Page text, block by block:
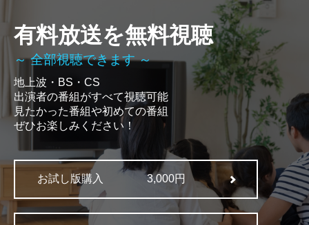
有料放送を無料視聴
～ 全部視聴できます ～
地上波・BS・CS
出演者の番組がすべて視聴可能
見たかった番組や初めての番組
ぜひお楽しみください！
お試し版購入 3,000円